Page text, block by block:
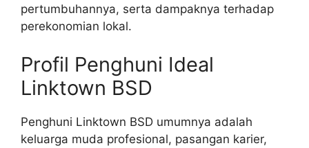
pertumbuhannya, serta dampaknya terhadap
perekonomian lokal.
Profil Penghuni Ideal
Linktown BSD
Penghuni Linktown BSD umumnya adalah
keluarga muda profesional, pasangan karier,